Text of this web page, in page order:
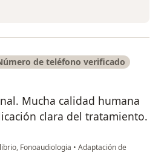
de teléfono verificado
Mucha calidad humana
clara del tratamiento.
Fonoaudiologia • Adaptación de